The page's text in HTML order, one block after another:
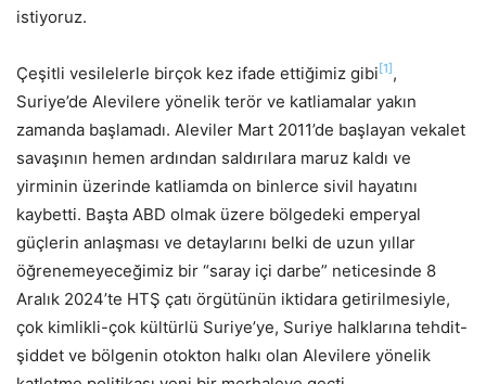
istiyoruz.
Çeşitli vesilelerle birçok kez ifade ettiğimiz gibi [1] ,
Suriye’de Alevilere yönelik terör ve katliamalar yakın
zamanda başlamadı. Aleviler Mart 2011’de başlayan vekalet
savaşının hemen ardından saldırılara maruz kaldı ve
yirminin üzerinde katliamda on binlerce sivil hayatını
kaybetti. Başta ABD olmak üzere bölgedeki emperyal
güçlerin anlaşması ve detaylarını belki de uzun yıllar
öğrenemeyeceğimiz bir “saray içi darbe” neticesinde 8
Aralık 2024’te HTŞ çatı örgütünün iktidara getirilmesiyle,
çok kimlikli-çok kültürlü Suriye’ye, Suriye halklarına tehdit-
şiddet ve bölgenin otokton halkı olan Alevilere yönelik